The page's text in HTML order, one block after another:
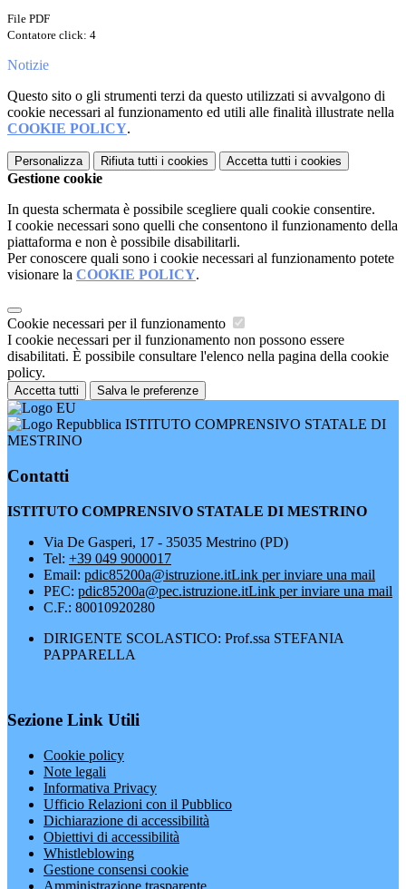
File PDF
Contatore click: 4
Notizie
Questo sito o gli strumenti terzi da questo utilizzati si avvalgono di
cookie necessari al funzionamento ed utili alle finalità illustrate nella
COOKIE POLICY.
Personalizza Rifiuta tutti i cookies Accetta tutti i cookies
Gestione cookie
In questa schermata è possibile scegliere quali cookie consentire.
I cookie necessari sono quelli che consentono il funzionamento della
piattaforma e non è possibile disabilitarli.
Per conoscere quali sono i cookie necessari al funzionamento potete
visionare la COOKIE POLICY.
Cookie necessari per il funzionamento
I cookie necessari per il funzionamento non possono essere
disabilitati. È possibile consultare l'elenco nella pagina della cookie
policy.
Accetta tutti Salva le preferenze
ISTITUTO COMPRENSIVO STATALE DI
MESTRINO
Contatti
ISTITUTO COMPRENSIVO STATALE DI MESTRINO
Via De Gasperi, 17 - 35035 Mestrino (PD)
Tel: +39 049 9000017
Email: pdic85200a@istruzione.itLink per inviare una mail
PEC: pdic85200a@pec.istruzione.itLink per inviare una mail
C.F.: 80010920280
DIRIGENTE SCOLASTICO: Prof.ssa STEFANIA
PAPPARELLA
Sezione Link Utili
Cookie policy
Note legali
Informativa Privacy
Ufficio Relazioni con il Pubblico
Dichiarazione di accessibilità
Obiettivi di accessibilità
Whistleblowing
Gestione consensi cookie
Amministrazione trasparente